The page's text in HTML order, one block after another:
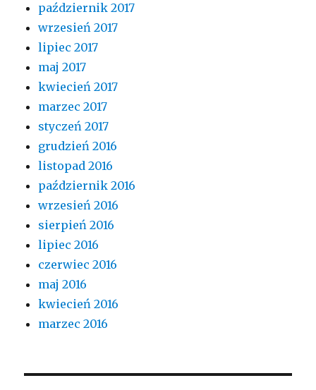
październik 2017
wrzesień 2017
lipiec 2017
maj 2017
kwiecień 2017
marzec 2017
styczeń 2017
grudzień 2016
listopad 2016
październik 2016
wrzesień 2016
sierpień 2016
lipiec 2016
czerwiec 2016
maj 2016
kwiecień 2016
marzec 2016